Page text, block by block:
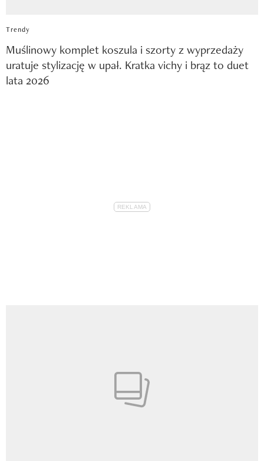
Trendy
Muślinowy komplet koszula i szorty z wyprzedaży
uratuje stylizację w upał. Kratka vichy i brąz to duet
lata 2026